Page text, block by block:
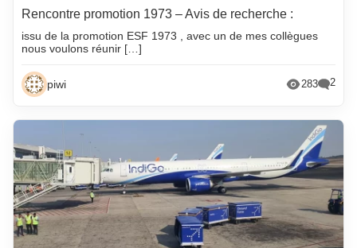
Rencontre promotion 1973 – Avis de recherche :
issu de la promotion ESF 1973 , avec un de mes collègues
nous voulons réunir […]
piwi 283 2